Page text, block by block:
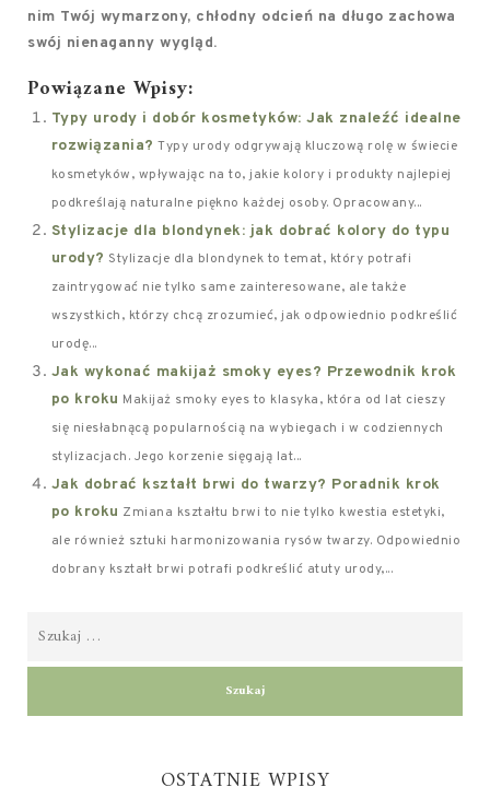
nim Twój wymarzony, chłodny odcień na długo zachowa
swój nienaganny wygląd.
Powiązane Wpisy:
Typy urody i dobór kosmetyków: Jak znaleźć idealne
rozwiązania? Typy urody odgrywają kluczową rolę w świecie
kosmetyków, wpływając na to, jakie kolory i produkty najlepiej
podkreślają naturalne piękno każdej osoby. Opracowany...
Stylizacje dla blondynek: jak dobrać kolory do typu
urody? Stylizacje dla blondynek to temat, który potrafi
zaintrygować nie tylko same zainteresowane, ale także
wszystkich, którzy chcą zrozumieć, jak odpowiednio podkreślić
urodę...
Jak wykonać makijaż smoky eyes? Przewodnik krok
po kroku Makijaż smoky eyes to klasyka, która od lat cieszy
się niesłabnącą popularnością na wybiegach i w codziennych
stylizacjach. Jego korzenie sięgają lat...
Jak dobrać kształt brwi do twarzy? Poradnik krok
po kroku Zmiana kształtu brwi to nie tylko kwestia estetyki,
ale również sztuki harmonizowania rysów twarzy. Odpowiednio
dobrany kształt brwi potrafi podkreślić atuty urody,...
OSTATNIE WPISY